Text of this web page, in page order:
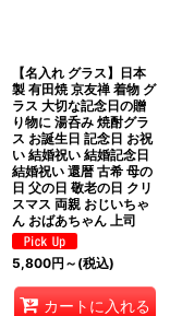
【名入れ グラス】日本
製 有田焼 京友禅 着物 グ
ラス 大切な記念日の贈
り物に 湯呑み 焼酎グラ
ス お誕生日 記念日 お祝
い 結婚祝い 結婚記念日
結婚祝い 還暦 古希 母の
日 父の日 敬老の日 クリ
スマス 両親 おじいちゃ
ん おばあちゃん 上司
5,800円 ～ (税込)
カートに入れる